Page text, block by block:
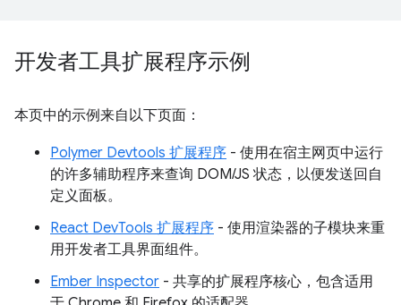
开发者工具扩展程序示例
本页中的示例来自以下页面：
Polymer Devtools 扩展程序 - 使用在宿主网页中运行
的许多辅助程序来查询 DOM/JS 状态，以便发送回自
定义面板。
React DevTools 扩展程序 - 使用渲染器的子模块来重
用开发者工具界面组件。
Ember Inspector - 共享的扩展程序核心，包含适用